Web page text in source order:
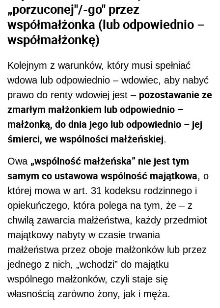
„porzuconej"/-go" przez
współmałżonka (lub odpowiednio –
współmałżonkę)
Kolejnym z warunków, który musi spełniać
wdowa lub odpowiednio – wdowiec, aby nabyć
prawo do renty wdowiej jest – pozostawanie ze
zmarłym małżonkiem lub odpowiednio –
małżonką, do dnia jego lub odpowiednio – jej
śmierci, we wspólności małżeńskiej.
Owa „wspólność małżeńska” nie jest tym
samym co ustawowa wspólność majątkowa, o
której mowa w art. 31 kodeksu rodzinnego i
opiekuńczego, która polega na tym, że – z
chwilą zawarcia małżeństwa, każdy przedmiot
majątkowy nabyty w czasie trwania
małżeństwa przez oboje małżonków lub przez
jednego z nich, „wchodzi” do majątku
wspólnego małżonków, czyli staje się
własnością zarówno żony, jak i męża.